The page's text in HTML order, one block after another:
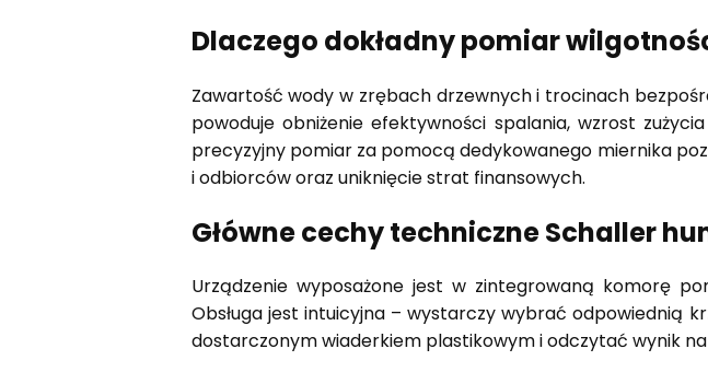
Dlaczego dokładny pomiar
Zawartość wody w zrębach drzewnych i trocinach
powoduje obniżenie efektywności spalania, wzrost
precyzyjny pomiar za pomocą dedykowanego miernika
i odbiorców oraz uniknięcie strat finansowych.
Główne cechy techniczne Schaller
Urządzenie wyposażone jest w zintegrowaną komorę
Obsługa jest intuicyjna – wystarczy wybrać odpowiednią
dostarczonym wiaderkiem plastikowym i odczytać wynik